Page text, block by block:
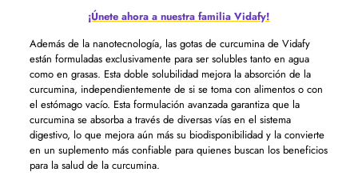
¡Únete ahora a nuestra familia Vidafy!
Además de la nanotecnología, las gotas de curcumina de Vidafy
están formuladas exclusivamente para ser solubles tanto en agua
como en grasas. Esta doble solubilidad mejora la absorción de la
curcumina, independientemente de si se toma con alimentos o con
el estómago vacío. Esta formulación avanzada garantiza que la
curcumina se absorba a través de diversas vías en el sistema
digestivo, lo que mejora aún más su biodisponibilidad y la convierte
en un suplemento más confiable para quienes buscan los beneficios
para la salud de la curcumina.